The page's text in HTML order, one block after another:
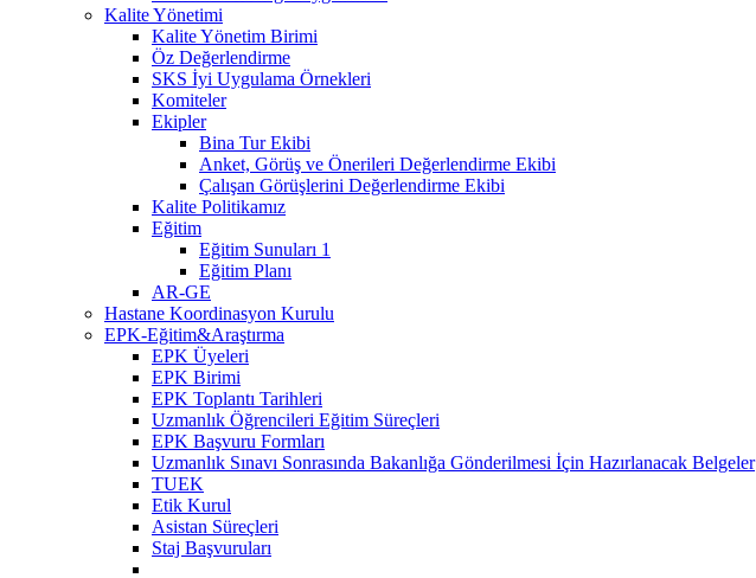
Kalite Yönetimi
Kalite Yönetim Birimi
Öz Değerlendirme
SKS İyi Uygulama Örnekleri
Komiteler
Ekipler
Bina Tur Ekibi
Anket, Görüş ve Önerileri Değerlendirme Ekibi
Çalışan Görüşlerini Değerlendirme Ekibi
Kalite Politikamız
Eğitim
Eğitim Sunuları 1
Eğitim Planı
AR-GE
Hastane Koordinasyon Kurulu
EPK-Eğitim&Araştırma
EPK Üyeleri
EPK Birimi
EPK Toplantı Tarihleri
Uzmanlık Öğrencileri Eğitim Süreçleri
EPK Başvuru Formları
Uzmanlık Sınavı Sonrasında Bakanlığa Gönderilmesi İçin Hazırlanacak Belgeler
TUEK
Etik Kurul
Asistan Süreçleri
Staj Başvuruları